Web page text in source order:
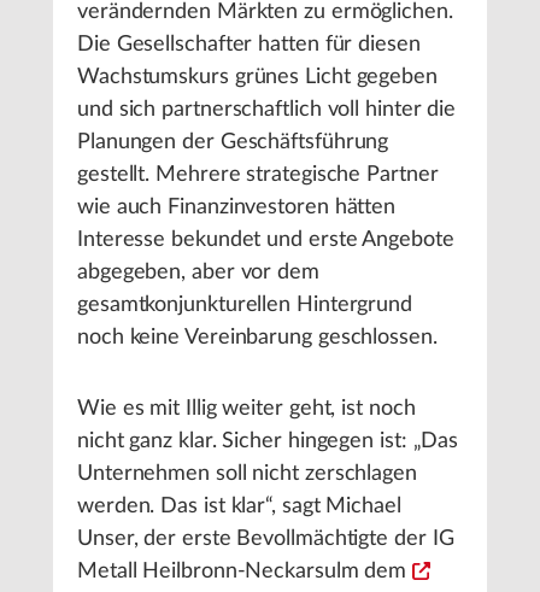
verändernden Märkten zu ermöglichen.
Die Gesellschafter hatten für diesen
Wachstumskurs grünes Licht gegeben
und sich partnerschaftlich voll hinter die
Planungen der Geschäftsführung
gestellt. Mehrere strategische Partner
wie auch Finanzinvestoren hätten
Interesse bekundet und erste Angebote
abgegeben, aber vor dem
gesamtkonjunkturellen Hintergrund
noch keine Vereinbarung geschlossen.
Wie es mit Illig weiter geht, ist noch
nicht ganz klar. Sicher hingegen ist: „Das
Unternehmen soll nicht zerschlagen
werden. Das ist klar“, sagt Michael
Unser, der erste Bevollmächtigte der IG
Metall Heilbronn-Neckarsulm dem